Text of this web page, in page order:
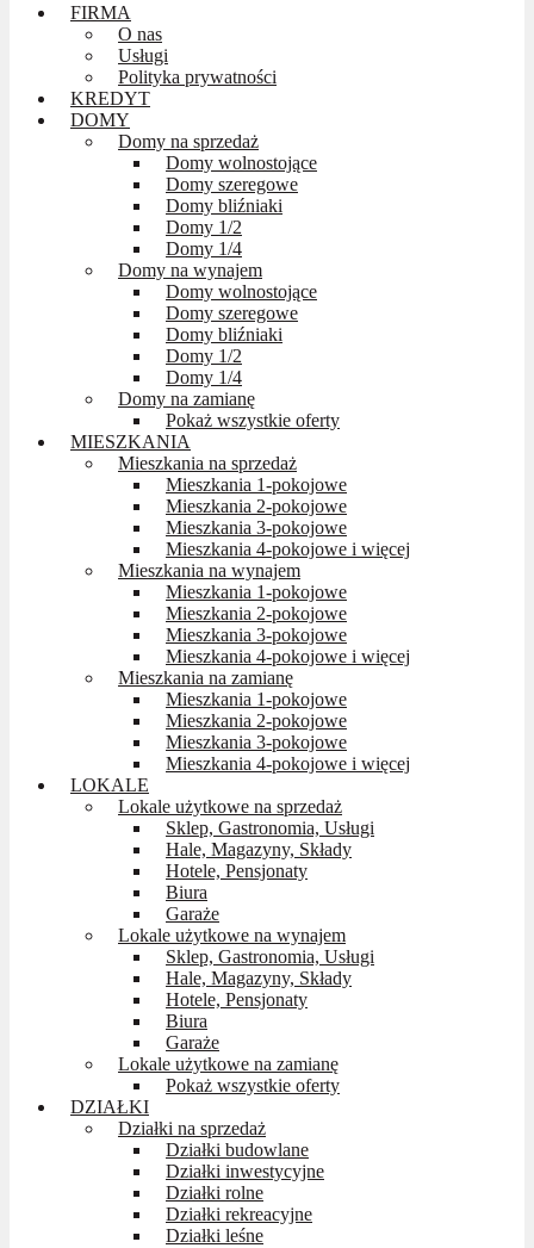
FIRMA
O nas
Usługi
Polityka prywatności
KREDYT
DOMY
Domy na sprzedaż
Domy wolnostojące
Domy szeregowe
Domy bliźniaki
Domy 1/2
Domy 1/4
Domy na wynajem
Domy wolnostojące
Domy szeregowe
Domy bliźniaki
Domy 1/2
Domy 1/4
Domy na zamianę
Pokaż wszystkie oferty
MIESZKANIA
Mieszkania na sprzedaż
Mieszkania 1-pokojowe
Mieszkania 2-pokojowe
Mieszkania 3-pokojowe
Mieszkania 4-pokojowe i więcej
Mieszkania na wynajem
Mieszkania 1-pokojowe
Mieszkania 2-pokojowe
Mieszkania 3-pokojowe
Mieszkania 4-pokojowe i więcej
Mieszkania na zamianę
Mieszkania 1-pokojowe
Mieszkania 2-pokojowe
Mieszkania 3-pokojowe
Mieszkania 4-pokojowe i więcej
LOKALE
Lokale użytkowe na sprzedaż
Sklep, Gastronomia, Usługi
Hale, Magazyny, Składy
Hotele, Pensjonaty
Biura
Garaże
Lokale użytkowe na wynajem
Sklep, Gastronomia, Usługi
Hale, Magazyny, Składy
Hotele, Pensjonaty
Biura
Garaże
Lokale użytkowe na zamianę
Pokaż wszystkie oferty
DZIAŁKI
Działki na sprzedaż
Działki budowlane
Działki inwestycyjne
Działki rolne
Działki rekreacyjne
Działki leśne